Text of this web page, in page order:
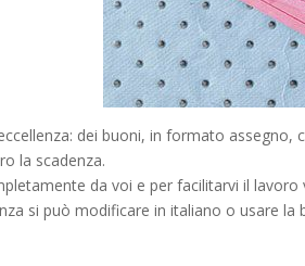
dei buoni, in formato
la scadenza.
da voi e per facilitarvi il lavoro
si può modificare in italiano o usare